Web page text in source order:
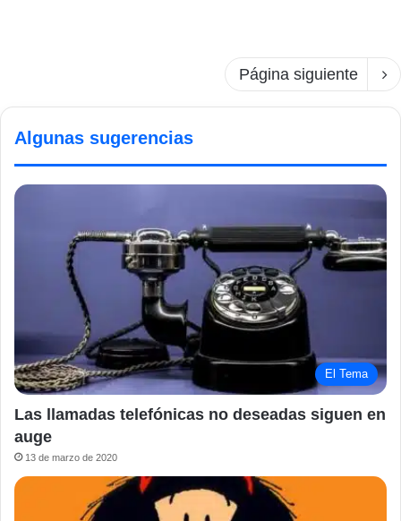
Página siguiente
Algunas sugerencias
El Tema
Las llamadas telefónicas no deseadas siguen en
auge
13 de marzo de 2020